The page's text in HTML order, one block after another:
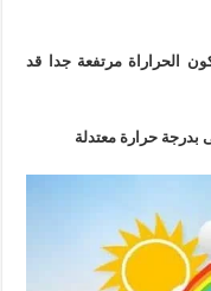
الحراراة مرتفعة جدا قد
حرارة معتدلة